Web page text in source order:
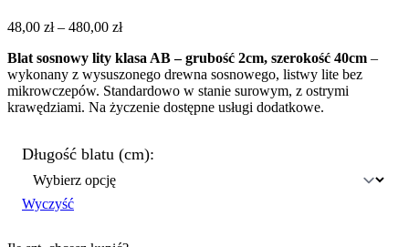
48,00 zł– 480,00 zł
Blat sosnowy lity klasa AB – grubość 2cm, szerokość 40cm –
wykonany z wysuszonego drewna sosnowego, listwy lite bez
mikrowczepów. Standardowo w stanie surowym, z ostrymi
krawędziami. Na życzenie dostępne usługi dodatkowe.
Długość blatu (cm):
Wyczyść